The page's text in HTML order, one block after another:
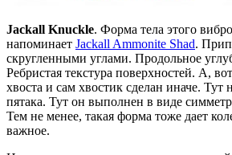
Jackall Knuckle. Форма тела этого
напоминает Jackall Ammonite Shad.
скругленными углами. Продольное
Ребристая текстура поверхностей. А,
хвоста и сам хвостик сделан иначе. Тут
пятака. Тут он выполнен в виде
Тем не менее, такая форма тоже дает
важное.